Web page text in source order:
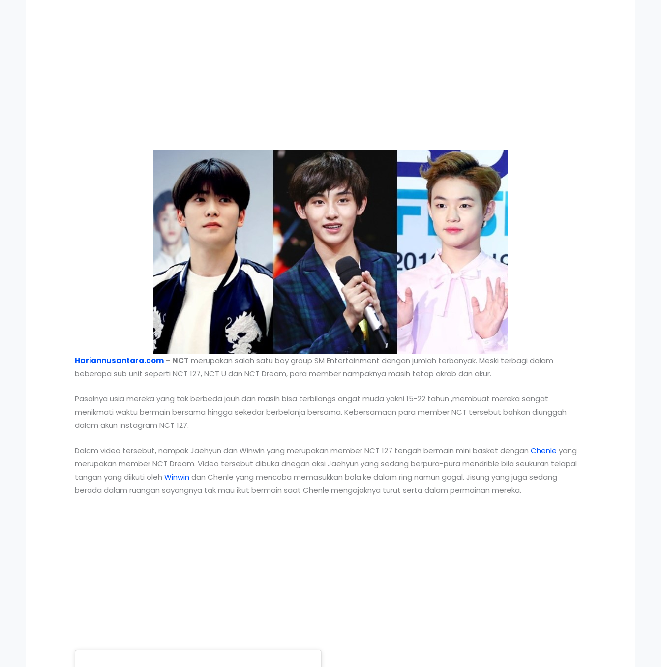
Hariannusantara.com – NCT merupakan salah satu boy group SM Entertainment dengan jumlah terbanyak. Meski terbagi dalam
beberapa sub unit seperti NCT 127, NCT U dan NCT Dream, para member nampaknya masih tetap akrab dan akur.
Pasalnya usia mereka yang tak berbeda jauh dan masih bisa terbilangs angat muda yakni 15-22 tahun ,membuat mereka sangat
menikmati waktu bermain bersama hingga sekedar berbelanja bersama. Kebersamaan para member NCT tersebut bahkan diunggah
dalam akun instagram NCT 127.
Dalam video tersebut, nampak Jaehyun dan Winwin yang merupakan member NCT 127 tengah bermain mini basket denganChenle yang
merupakan member NCT Dream. Video tersebut dibuka dnegan aksi Jaehyun yang sedang berpura-pura mendrible bila seukuran telapal
tangan yang diikuti olehWinwindan Chenle yang mencoba memasukkan bola ke dalam ring namun gagal. Jisung yang juga sedang
berada dalam ruangan sayangnya tak mau ikut bermain saat Chenle mengajaknya turut serta dalam permainan mereka.